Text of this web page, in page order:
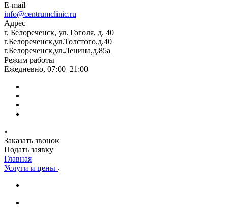
E-mail
info@centrumclinic.ru
Адрес
г. Белореченск, ул. Гоголя, д. 40
г.Белореченск,ул.Толстого,д.40
г.Белореченск,ул.Ленина,д.85а
Режим работы
Ежедневно, 07:00–21:00
Заказать звонок
Подать заявку
Главная
Услуги и цены